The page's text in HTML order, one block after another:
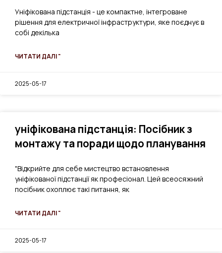
Уніфікована підстанція - це компактне, інтегроване
рішення для електричної інфраструктури, яке поєднує в
собі декілька
ЧИТАТИ ДАЛІ "
2025-05-17
уніфікована підстанція: Посібник з
монтажу та поради щодо планування
"Відкрийте для себе мистецтво встановлення
уніфікованої підстанції як професіонал. Цей всеосяжний
посібник охоплює такі питання, як
ЧИТАТИ ДАЛІ "
2025-05-17